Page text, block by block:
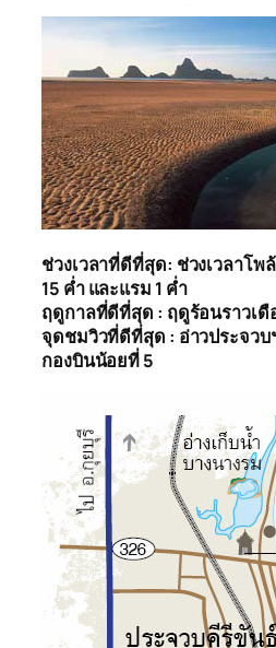
ช่วงเวลาที่ดีที่สุด: ช่วงเวลาโ
15 ค่ำ และแรม 1 ค่ำ
ฤดูกาลที่ดีที่สุด : ฤดูร้อนราวเ
จุดชมวิวที่ดีที่สุด : อ่าวประจว
กองบินน้อยที่ 5